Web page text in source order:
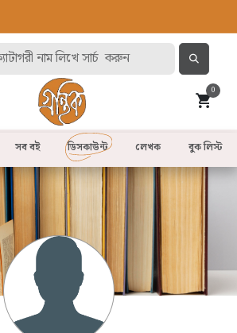
0
সব বই লেখক
ডিসকাউন্ট বুক লিস্ট